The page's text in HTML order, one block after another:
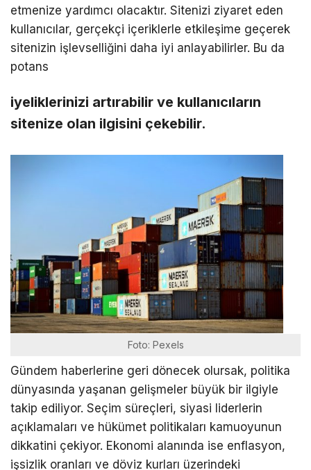
etmenize yardımcı olacaktır. Sitenizi ziyaret eden
kullanıcılar, gerçekçi içeriklerle etkileşime geçerek
sitenizin işlevselliğini daha iyi anlayabilirler. Bu da
potans
iyeliklerinizi artırabilir ve kullanıcıların
sitenize olan ilgisini çekebilir.
Foto: Pexels
Gündem haberlerine geri dönecek olursak, politika
dünyasında yaşanan gelişmeler büyük bir ilgiyle
takip ediliyor. Seçim süreçleri, siyasi liderlerin
açıklamaları ve hükümet politikaları kamuoyunun
dikkatini çekiyor. Ekonomi alanında ise enflasyon,
işsizlik oranları ve döviz kurları üzerindeki